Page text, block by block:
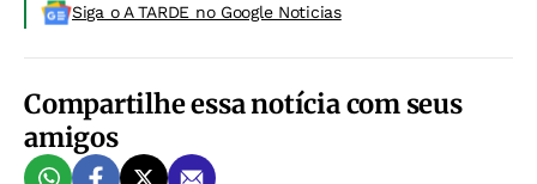
Siga o A TARDE no Google Noticias
Compartilhe essa notícia com seus
amigos